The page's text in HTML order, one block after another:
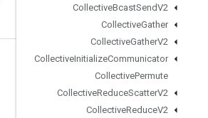
CollectiveBcastSendV2
CollectiveGather
CollectiveGatherV2
CollectiveInitializeCommunicator
CollectivePermute
CollectiveReduceScatterV2
CollectiveReduceV2
לא להתנתק
בלוג
פורום